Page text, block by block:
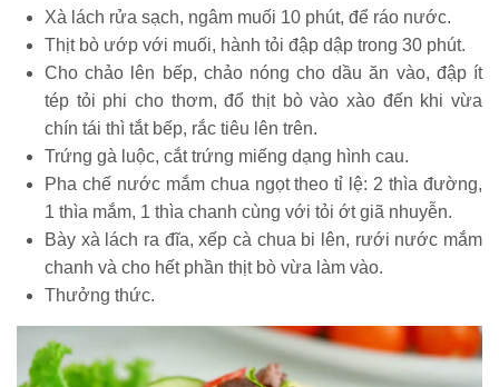
Xà lách rửa sạch, ngâm muối 10 phút, để ráo nước.
Thịt bò ướp với muối, hành tỏi đập dập trong 30 phút.
Cho chảo lên bếp, chảo nóng cho dầu ăn vào, đập ít
tép tỏi phi cho thơm, đổ thịt bò vào xào đến khi vừa
chín tái thì tắt bếp, rắc tiêu lên trên.
Trứng gà luộc, cắt trứng miếng dạng hình cau.
Pha chế nước mắm chua ngọt theo tỉ lệ: 2 thìa đường,
1 thìa mắm, 1 thìa chanh cùng với tỏi ớt giã nhuyễn.
Bày xà lách ra đĩa, xếp cà chua bi lên, rưới nước mắm
chanh và cho hết phần thịt bò vừa làm vào.
Thưởng thức.